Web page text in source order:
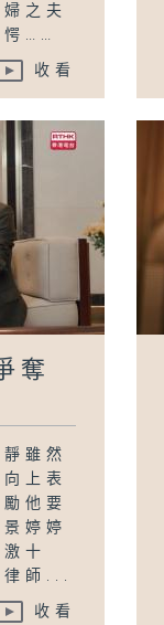
之夫
愕……
收看
奪
雖然
上表
他要
婷婷
十
律師...
收看